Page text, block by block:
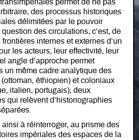
permet de ne pas
des processus historiques
délimitées par le pouvoir
des circulations, c’est, de
internes et externes d’un
les acteurs, leur effectivité, leur
angle d’approche permet
un même cadre analytique des
éthiopien) et coloniaux
italien, portugais), deux
qui relèvent d’historiographies
à réinterroger, au prisme des
impériales des espaces de la